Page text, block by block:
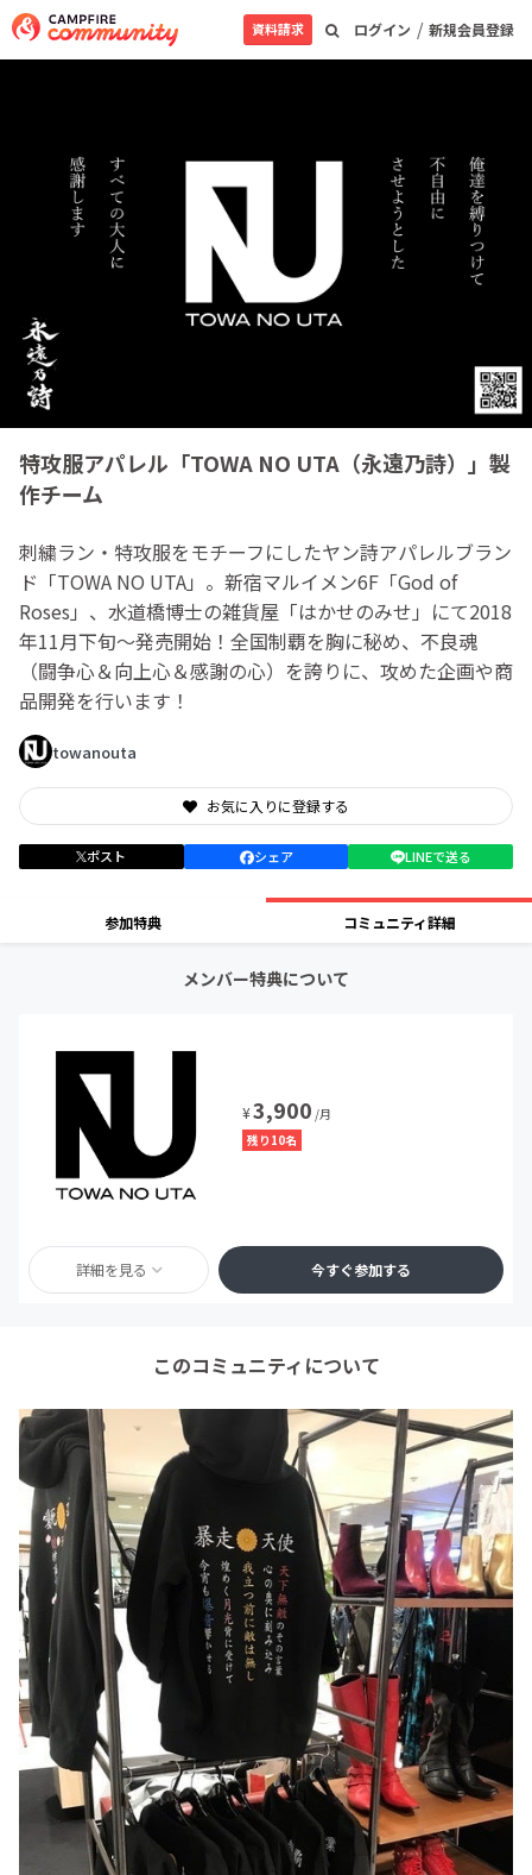
ログイン / 新規会員登録
資料請求
特攻服アパレル「TOWA NO UTA（永遠乃詩）」製
作チーム
刺繍ラン・特攻服をモチーフにしたヤン詩アパレルブラン
ド「TOWA NO UTA」。新宿マルイメン6F「God of
Roses」、水道橋博士の雑貨屋「はかせのみせ」にて2018
年11月下旬〜発売開始！全国制覇を胸に秘め、不良魂
（闘争心＆向上心＆感謝の心）を誇りに、攻めた企画や商
品開発を行います！
towanouta
お気に入りに登録する
ポスト シェア LINEで送る
参加特典 コミュニティ詳細
メンバー特典について
¥3,900 /月
残り10名
詳細を見る 今すぐ参加する
このコミュニティについて